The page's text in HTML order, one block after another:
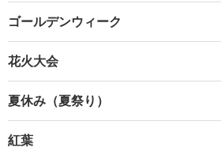
ゴールデンウィーク
花火大会
夏休み（夏祭り）
紅葉